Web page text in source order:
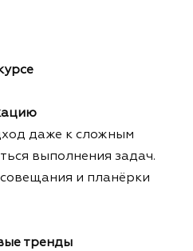
даже к сложным
выполнения задач.
и планёрки
тренды